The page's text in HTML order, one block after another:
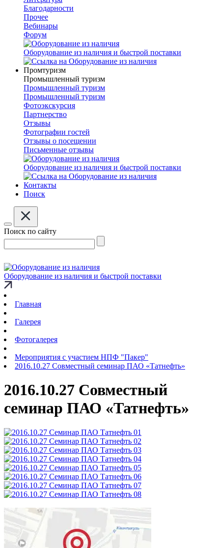
Благодарности
Прочее
Вебинары
Форум
Оборудование из наличия и быстрой поставки
Промтуризм
Промышленный туризм
Промышленный туризм
Промышленный туризм
Фотоэкскурсия
Партнерство
Отзывы
Фотографии гостей
Отзывы о посещении
Письменные отзывы
Оборудование из наличия и быстрой поставки
Контакты
Поиск
Поиск по сайту
Оборудование из наличия и быстрой поставки
Главная
Галерея
Фотогалерея
Мероприятия с участием НПФ "Пакер"
2016.10.27 Совместный семинар ПАО «Татнефть»
2016.10.27 Совместный
семинар ПАО «Татнефть»